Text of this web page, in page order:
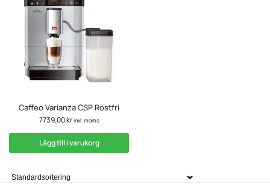
Caffeo Varianza CSP Rostfri
7739,00krinkl. moms
Lägg till i varukorg